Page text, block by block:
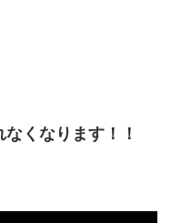
くなります！！